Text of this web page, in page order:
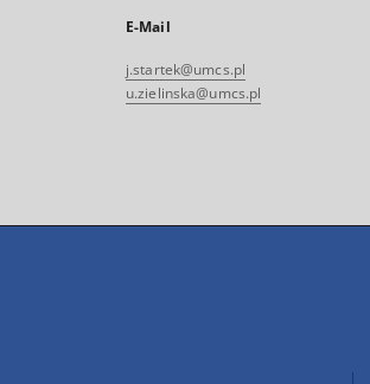
E-Mail
j.startek@umcs.pl
u.zielinska@umcs.pl